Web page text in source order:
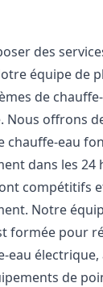
des
équipe de
de
offrons
chauffe-eau
dans les
compétitifs
Notre
formée pour
électrique,
de